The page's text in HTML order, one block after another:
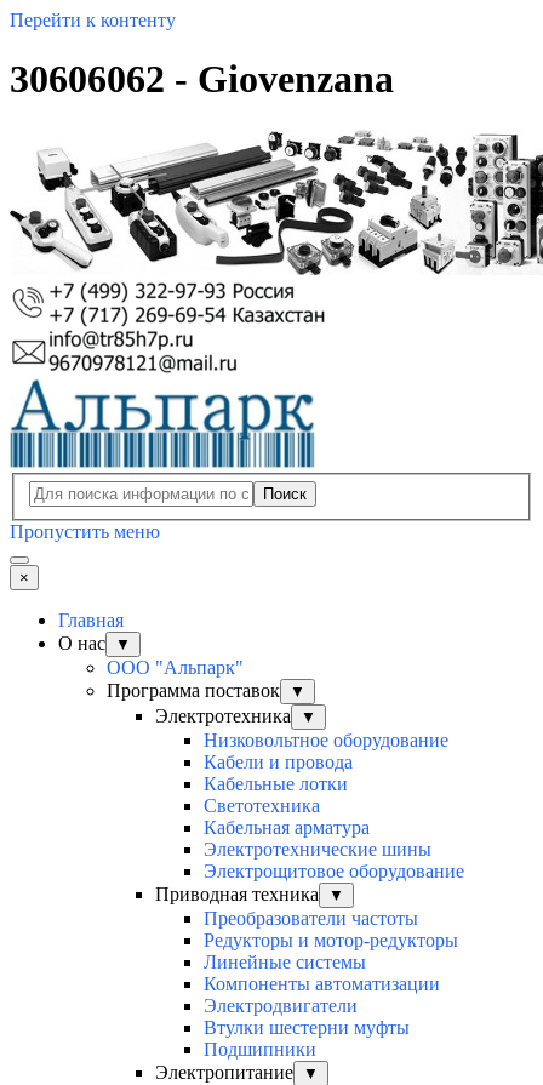
Перейти к контенту
30606062 - Giovenzana
Поиск
Пропустить меню
×
Главная
О нас
▼
ООО "Альпарк"
Программа поставок
▼
Электротехника ▼
Низковольтное оборудование
Кабели и провода
Кабельные лотки
Светотехника
Кабельная арматура
Электротехнические шины
Электрощитовое оборудование
Приводная техника
▼
Преобразователи частоты
Редукторы и мотор-редукторы
Линейные системы
Компоненты автоматизации
Электродвигатели
Втулки шестерни муфты
Подшипники
Электропитание
▼